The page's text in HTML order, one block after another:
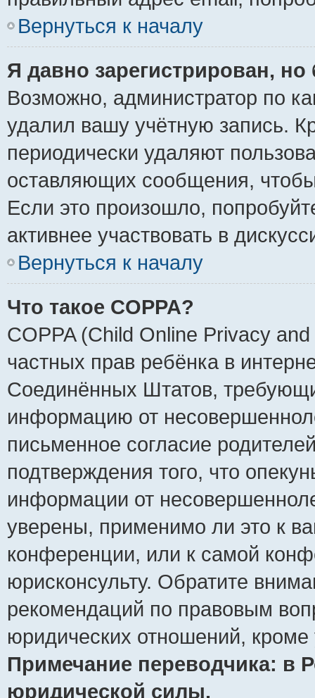
Вернуться к началу
Я давно зарегистрирован,
Возможно, администратор по
удалил вашу учётную запись.
периодически удаляют
оставляющих сообщения,
Если это произошло,
активнее участвовать в
Вернуться к началу
Что такое COPPA?
COPPA (Child Online Privacy
частных прав ребёнка в
Соединённых Штатов,
информацию от
письменное согласие
подтверждения того, что
информации от
уверены, применимо ли это к
конференции, или к самой
юрисконсульту. Обратите
рекомендаций по правовым
юридических отношений,
Примечание переводчика: в
юридической силы.